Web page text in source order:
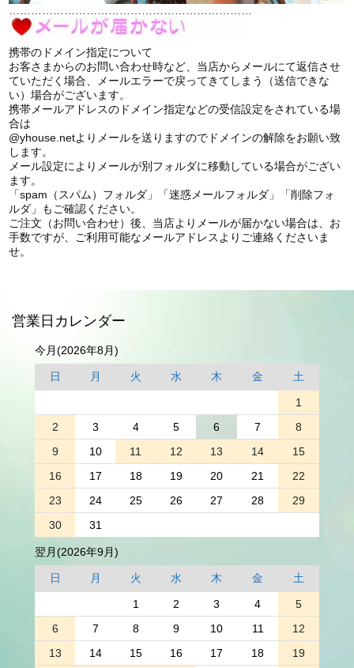
…………………………………………………………
携帯のドメイン指定について
お客さまからのお問い合わせ時など、当店からメールにて返信させ
ていただく場合、メールエラーで戻ってきてしまう（送信できな
い）場合がございます。
携帯メールアドレスのドメイン指定などの受信設定をされている場
合は
@yhouse.netよりメールを送りますのでドメインの解除をお願い致
します。
メール設定によりメールが別フォルダに移動している場合がござい
ます。
「spam（スパム）フォルダ」「迷惑メールフォルダ」「削除フォ
ルダ」もご確認ください。
ご注文（お問い合わせ）後、当店よりメールが届かない場合は、お
手数ですが、ご利用可能なメールアドレスよりご連絡くださいま
せ。
営業日カレンダー
今月(2026年8月)
日 月 火 水 木 金 土
1
2
3 4 5 6 7
8
9
10 11 12 13 14
15
16
17 18 19 20 21
22
23
24 25 26 27 28
29
30
31
翌月(2026年9月)
日 月 火 水 木 金 土
1 2 3 4
5
6
7 8 9 10 11
12
13
14 15 16 17 18
19